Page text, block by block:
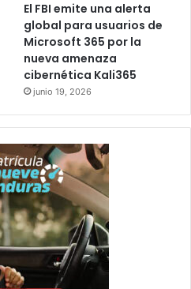
El FBI emite una alerta
global para usuarios de
Microsoft 365 por la
nueva amenaza
cibernética Kali365
junio 19, 2026